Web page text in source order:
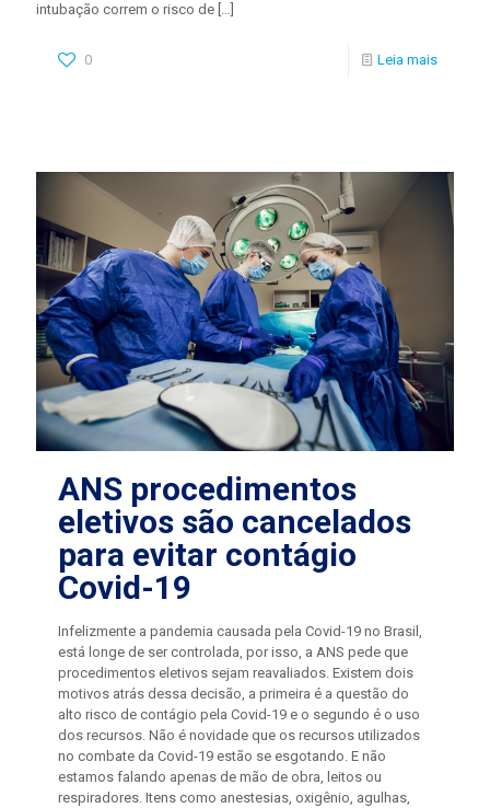
intubação correm o risco de […]
0 Leia mais
ANS procedimentos
eletivos são cancelados
para evitar contágio
Covid-19
Infelizmente a pandemia causada pela Covid-19 no Brasil,
está longe de ser controlada, por isso, a ANS pede que
procedimentos eletivos sejam reavaliados. Existem dois
motivos atrás dessa decisão, a primeira é a questão do
alto risco de contágio pela Covid-19 e o segundo é o uso
dos recursos. Não é novidade que os recursos utilizados
no combate da Covid-19 estão se esgotando. E não
estamos falando apenas de mão de obra, leitos ou
respiradores. Itens como anestesias, oxigênio, agulhas,